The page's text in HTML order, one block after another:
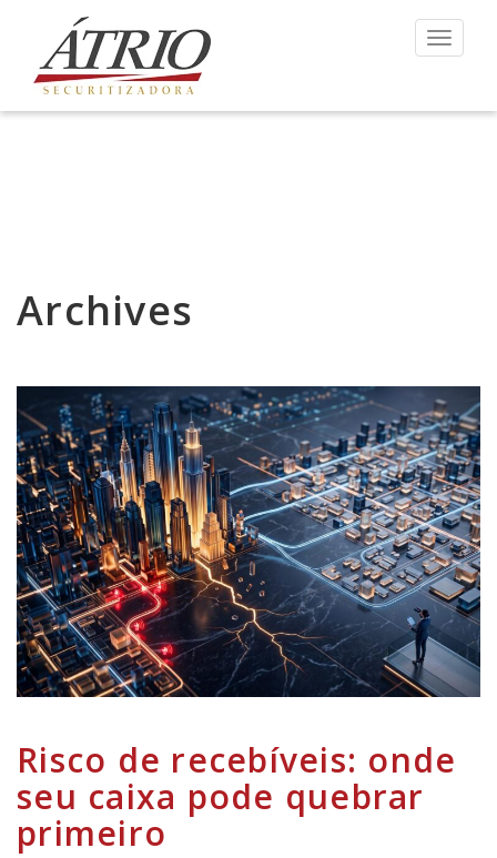
Toggle
Archives
Risco de recebíveis: onde
seu caixa pode quebrar
primeiro